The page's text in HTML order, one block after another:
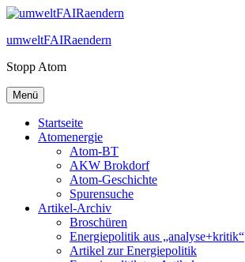
Zum
springen
umweltFAIRaendern
Stopp Atom
Menü
Startseite
Atomenergie
Atom-BT
AKW Brokdorf
Atom-Geschichte
Spurensuche
Artikel-Archiv
Broschüren
Energiepolitik aus „analyse+kritik“
Artikel zur Energiepolitik